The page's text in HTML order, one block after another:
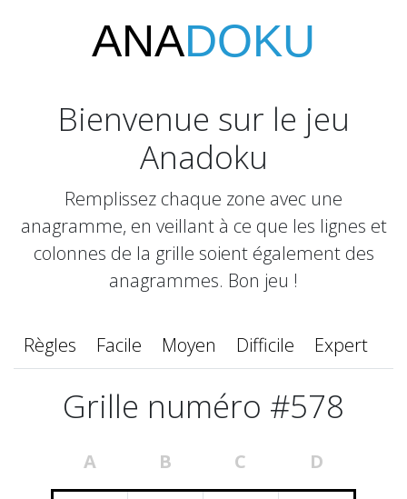
ANADOKU
Bienvenue sur le jeu
Anadoku
Remplissez chaque zone avec une
anagramme, en veillant à ce que les lignes et
colonnes de la grille soient également des
anagrammes. Bon jeu !
Règles Facile Moyen Difficile Expert
Grille numéro #578
A B C D